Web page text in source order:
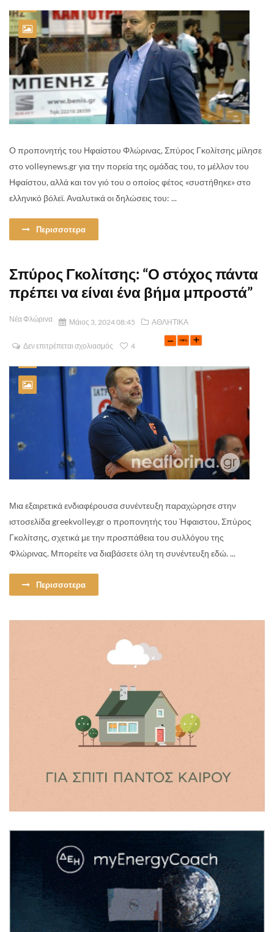
Ο προπονητής του Ηφαίστου Φλώρινας, Σπύρος Γκολίτσης μίλησε
στο volleynews.gr για την πορεία της ομάδας του, το μέλλον του
Ηφαίστου, αλλά και τον γιό του ο οποίος φέτος «συστήθηκε» στο
ελληνικό βόλεϊ. Αναλυτικά οι δηλώσεις του: ...
Περισσοτερα
Σπύρος Γκολίτσης: “Ο στόχος πάντα
πρέπει να είναι ένα βήμα μπροστά”
Νέα Φλώρινα Μάιος 3, 2024 08:45 ΑΘΛΗΤΙΚΑ
Δεν επιτρέπεται σχολιασμός 4
Μια εξαιρετικά ενδιαφέρουσα συνέντευξη παραχώρησε στην
ιστοσελίδα greekvolley.gr ο προπονητής του Ήφαιστου, Σπύρος
Γκολίτσης, σχετικά με την προσπάθεια του συλλόγου της
Φλώρινας. Μπορείτε να διαβάσετε όλη τη συνέντευξη εδώ. ...
Περισσοτερα